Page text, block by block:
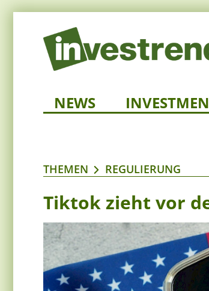
NEWS
THEMEN REGULIERUNG
Tiktok zieht vor